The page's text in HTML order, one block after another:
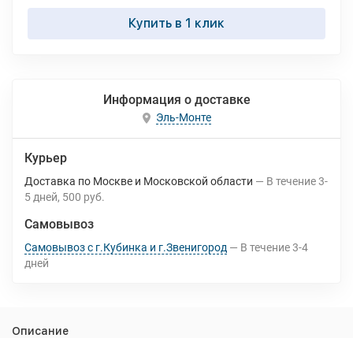
Купить в 1 клик
Информация о доставке
Эль-Монте
Курьер
Доставка по Москве и Московской области В течение3-
5 дней 500 руб.
Самовывоз
Самовывоз с г.Кубинка и г.Звенигород В течение3-4
дней
Описание